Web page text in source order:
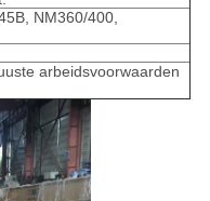
NM360/400,
arbeidsvoorwaarden